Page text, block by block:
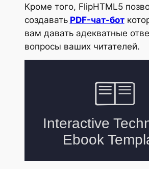
Кроме того, FlipHTML5
создавать PDF-чат-бот
вам давать адекватные
вопросы ваших читателей.